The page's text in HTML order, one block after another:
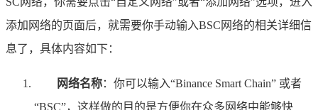
添加网络的页面后，就需要你手动输入BSC网络的相关详细信
息了，具体内容如下：
网络名称：你可以输入“Binance Smart Chain” 或者
“BSC”，这样做的目的是方便你在众多网络中能够快